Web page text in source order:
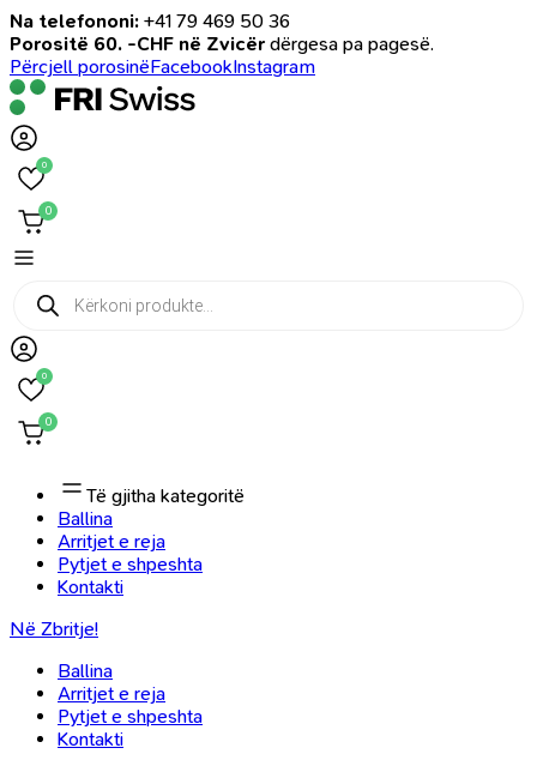
Na telefononi: +41 79 469 50 36
Porositë 60. -CHF në Zvicër dërgesa pa pagesë.
Përcjell porosinëFacebookInstagram
0
0
Products
search
0
0
Të gjitha kategoritë
Ballina
Arritjet e reja
Pytjet e shpeshta
Kontakti
Në Zbritje!
Ballina
Arritjet e reja
Pytjet e shpeshta
Kontakti